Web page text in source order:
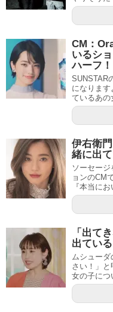
CM：
いるシ
ハーフ！
SUNSTAR
になりま
ているあの
伊右衛
緒に出
ソーセー
ョンのCM
『本当に
「出て
出てい
ムシュー
さい！」
女の子につ